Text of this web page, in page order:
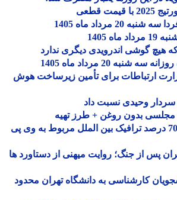
ماه 1405
20 مرداد ماه 1405
ارتباطات برای تأمین زیرساخت هوش
وحیدی نسبت داد
بدون روغن + طرز تهیه
ارتباطات:60 تا 70 درصد ترافیک بین الملل مربوط به وی پی
از جنگ؛ روایت میهنی از دستاورد ها
کارشناسی به دانشگاه تهران محدود